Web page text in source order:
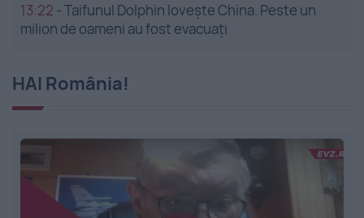
13:22 -Taifunul Dolphin lovește China. Peste un
milion de oameni au fost evacuați
HAI România!